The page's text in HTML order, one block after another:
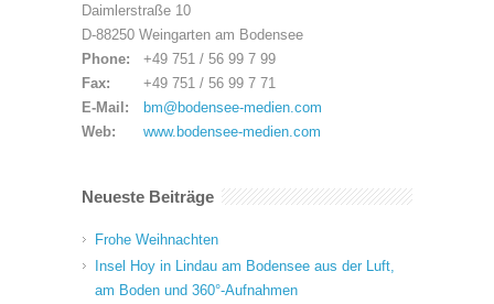
Daimlerstraße 10
D-88250 Weingarten am Bodensee
Phone:
+49 751 / 56 99 7 99
Fax:
+49 751 / 56 99 7 71
E-Mail:
bm@bodensee-medien.com
Web:
www.bodensee-medien.com
Neueste Beiträge
Frohe Weihnachten
Insel Hoy in Lindau am Bodensee aus der Luft,
am Boden und 360°-Aufnahmen